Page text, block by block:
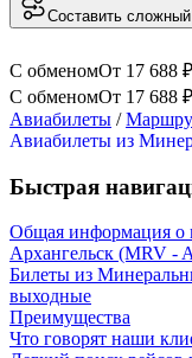
Составить
С обменомОт 17 688 ₽
С обменомОт 17 688 ₽
Авиабилеты /
Авиабилеты из
Быстрая
Общая информация о
Архангельск (MRV -
Билеты из
выходные
Преимущества
Что говорят наши